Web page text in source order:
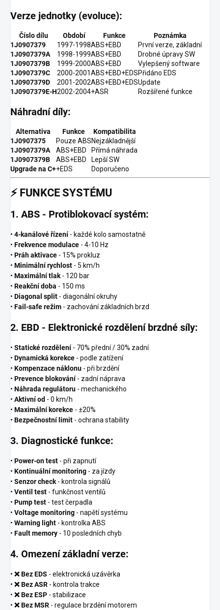
Verze jednotky (evoluce):
Číslo dílu Období Funkce
Poznámka
1J0907379
1997-1998ABS+EBD
První verze, základní
1J0907379A
1998-1999ABS+EBD
Drobné úpravy SW
1J0907379B
1999-2000ABS+EBD
Vylepšený software
1J0907379C
2000-2001ABS+EBD+EDSPřidáno EDS
1J0907379D
2001-2002ABS+EBD+EDSUpdate
1J0907379E-H2002-2004+ASR Rozšířené funkce
Náhradní díly:
Alternativa Funkce
Kompatibilita
1J0907375
Pouze ABSNejzákladnější
1J0907379A
ABS+EBD
Přímá náhrada
1J0907379B
ABS+EBD
Lepší SW
Upgrade na C++EDS Doporučeno
⚡ FUNKCE SYSTÉMU
1. ABS - Protiblokovací systém:
• 4-kanálové řízení - každé kolo samostatně
• Frekvence modulace - 4-10 Hz
• Práh aktivace - 15% prokluz
• Minimální rychlost - 5 km/h
• Maximální tlak - 120 bar
• Reakční doba - 150 ms
• Diagonal split - diagonální okruhy
• Fail-safe režim - zachování základních brzd
2. EBD - Elektronické rozdělení brzdné síly:
• Statické rozdělení - 70% přední / 30% zadní
• Dynamická korekce - podle zatížení
• Kompenzace náklonu - při brzdění
• Prevence blokování - zadní náprava
• Náhrada regulátoru - mechanického
• Aktivní od - 0 km/h
• Maximální korekce - ±20%
• Bezpečnostní limit - ochrana stability
3. Diagnostické funkce:
• Power-on test - při zapnutí
• Kontinuální monitoring - za jízdy
• Senzor check - kontrola signálů
• Ventil test - funkčnost ventilů
• Pump test - test čerpadla
• Voltage monitoring - napětí systému
• Warning light - kontrolka ABS
• Fault memory - 10 posledních chyb
4. Omezení základní verze:
• ❌ Bez EDS - elektronická uzávěrka
• ❌ Bez ASR - kontrola trakce
• ❌ Bez ESP - stabilizace
• ❌ Bez MSR - regulace brzdění motorem